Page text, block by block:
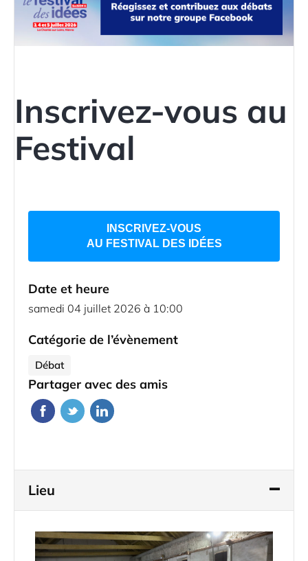
Inscrivez-vous au
Festival
INSCRIVEZ-VOUS
AU FESTIVAL DES IDÉES
Date et heure
samedi 04 juillet 2026 à 10:00
Catégorie de l’évènement
Débat
Partager avec des amis
Lieu